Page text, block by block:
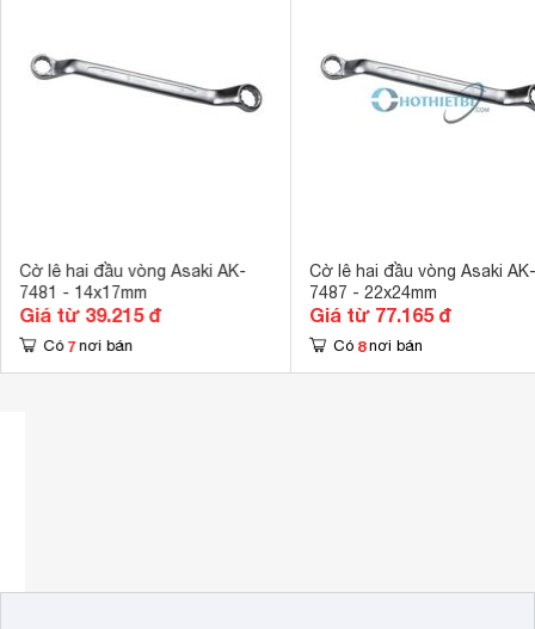
Cờ lê hai đầu vòng Asaki AK-
7481 - 14x17mm
Giá từ 39.215 đ
Có 7 nơi bán
Cờ lê hai đầu vòng Asaki AK-
7487 - 22x24mm
Giá từ 77.165 đ
Có 8 nơi bán